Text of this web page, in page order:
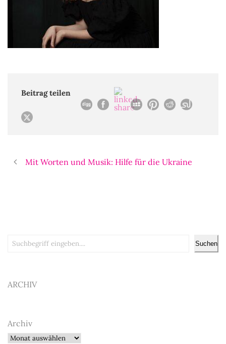
Beitrag teilen
Mit Worten und Musik: Hilfe für die Ukraine
Suchen Suchen
ARCHIV
Archiv